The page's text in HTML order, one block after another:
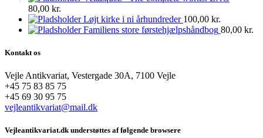
80,00 kr.
Løjt kirke i ni århundreder 100,00 kr.
Familiens store førstehjælpshåndbog 80,00 kr.
Kontakt os
Vejle Antikvariat, Vestergade 30A, 7100 Vejle
+45 75 83 85 75
+45 69 30 95 75
vejleantikvariat@mail.dk
Vejleantikvariat.dk understøttes af følgende browsere